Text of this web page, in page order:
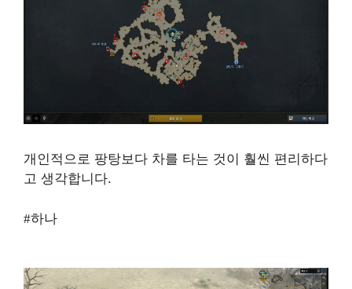
개인적으로 팡탕보다 차를 타는 것이 훨씬 편리하다
고 생각합니다.
#하나